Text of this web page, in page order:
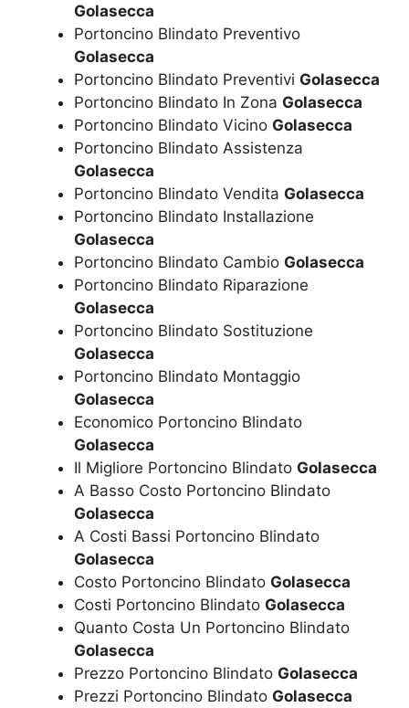
Golasecca
Portoncino Blindato Preventivo
Golasecca
Portoncino Blindato Preventivi Golasecca
Portoncino Blindato In Zona Golasecca
Portoncino Blindato Vicino Golasecca
Portoncino Blindato Assistenza
Golasecca
Portoncino Blindato Vendita Golasecca
Portoncino Blindato Installazione
Golasecca
Portoncino Blindato Cambio Golasecca
Portoncino Blindato Riparazione
Golasecca
Portoncino Blindato Sostituzione
Golasecca
Portoncino Blindato Montaggio
Golasecca
Economico Portoncino Blindato
Golasecca
Il Migliore Portoncino Blindato Golasecca
A Basso Costo Portoncino Blindato
Golasecca
A Costi Bassi Portoncino Blindato
Golasecca
Costo Portoncino Blindato Golasecca
Costi Portoncino Blindato Golasecca
Quanto Costa Un Portoncino Blindato
Golasecca
Prezzo Portoncino Blindato Golasecca
Prezzi Portoncino Blindato Golasecca